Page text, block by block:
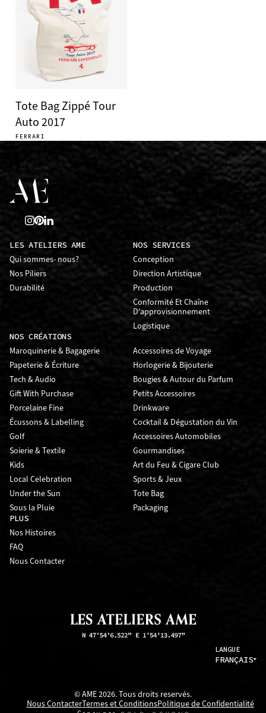
Tote Bag Zippé Tour
Auto 2017
FERRARI
LES ATELIERS AME
Qui sommes- nous?
Nos Piliers
Durabilité
NOS SERVICES
Conception
Direction Artistique
Production
Conformité Et Chaîne
D'approvisionnement
Logistique
NOS CRÉATIONS
Maroquinerie & Bagagerie
Accessoires de Voyage
Papeterie & Écriture
Horlogerie & Bijouterie
Tech & Audio
Bougies & Autour du Parfum
Gift With Purchase
Petits Accessoires
Porcelaine Fine
Drinkware
Écussons & Labelling
Cocktail & Dégustation du Vin
Golf
Accessoires Automobiles
Soierie & Textile
Gourmandises
Kids
Art du Feu & Cigare Club
Local Celebration
Sports & Jeux
Under the Sun
Tote Bag
Sous la Pluie
Packaging
PLUS
Nos Histoires
FAQ
Nous Contacter
LANGUE
FRANÇAIS
© AME 2026. Tous droits reservés.
Nous ContacterTermes et ConditionsPolitique de Confidentialité